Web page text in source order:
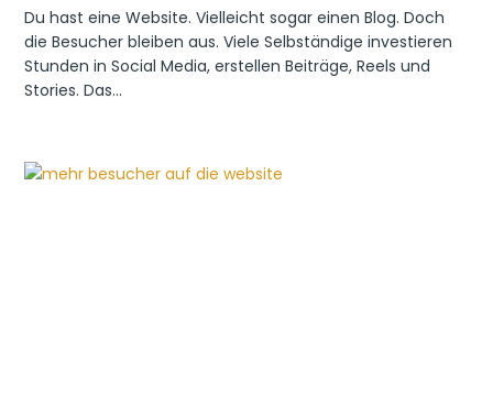
Du hast eine Website. Vielleicht sogar einen Blog. Doch
die Besucher bleiben aus. Viele Selbständige investieren
Stunden in Social Media, erstellen Beiträge, Reels und
Stories. Das…